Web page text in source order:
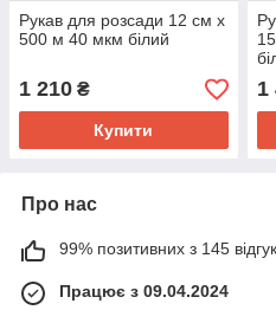
Рукав для розсади 12 см х
500 м 40 мкм білий
1 210 ₴
Купити
1
Про нас
99% позитивних з 145
Працює з 09.04.2024